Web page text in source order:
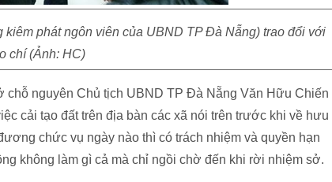
phát ngôn viên của UBND TP Đà Nẵng) trao đổi với
chí (Ảnh: HC)
nguyên Chủ tịch UBND TP Đà Nẵng Văn Hữu Chiến
cải tạo đất trên địa bàn các xã nói trên trước khi về hưu
chức vụ ngày nào thì có trách nhiệm và quyền hạn
không làm gì cả mà chỉ ngồi chờ đến khi rời nhiệm sở.